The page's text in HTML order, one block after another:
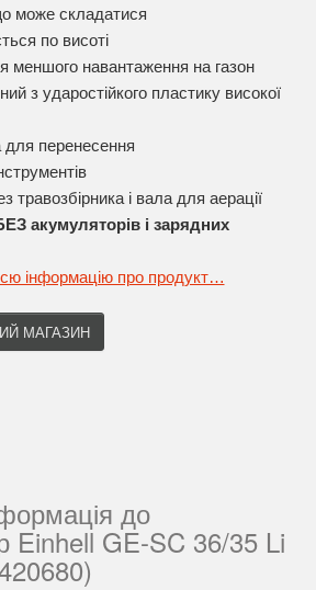
може складатися
по висоті
меншого навантаження на газон
з ударостійкого пластику високої
для перенесення
травозбірника і вала для аерації
акумуляторів і зарядних
інформацію про продукт…
МАГАЗИН
до
Einhell GE-SC 36/35 Li